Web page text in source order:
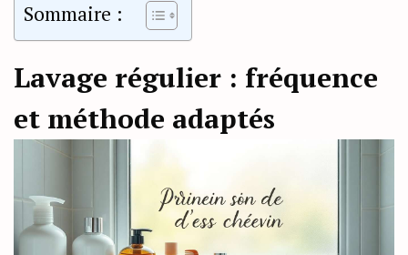
Sommaire :
Lavage régulier : fréquence
et méthode adaptés